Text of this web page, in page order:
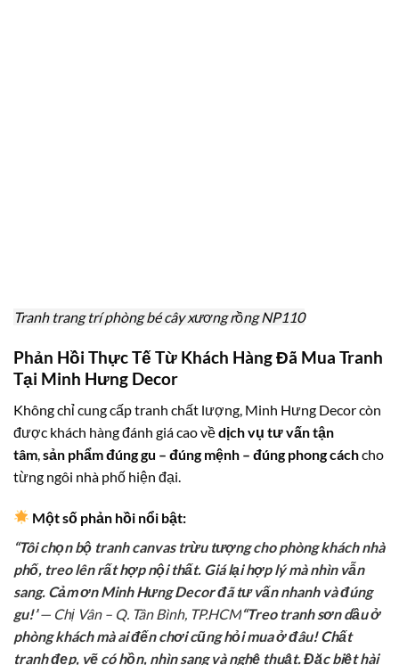
Tranh trang trí phòng bé cây xương rồng NP110
Phản Hồi Thực Tế Từ Khách Hàng Đã Mua Tranh
Tại Minh Hưng Decor
Không chỉ cung cấp tranh chất lượng, Minh Hưng Decor còn
được khách hàng đánh giá cao vềdịch vụ tư vấn tận
tâm,sản phẩm đúng gu – đúng mệnh – đúng phong cáchcho
từng ngôi nhà phố hiện đại.
Một số phản hồi nổi bật:
“Tôi chọn bộ tranh canvas trừu tượng cho phòng khách nhà
phố, treo lên rất hợp nội thất. Giá lại hợp lý mà nhìn vẫn
sang. Cảm ơn Minh Hưng Decor đã tư vấn nhanh và đúng
gu!”— Chị Vân – Q. Tân Bình, TP.HCM“Treo tranh sơn dầu ở
phòng khách mà ai đến chơi cũng hỏi mua ở đâu! Chất
tranh đẹp, vẽ có hồn, nhìn sang và nghệ thuật. Đặc biệt hài